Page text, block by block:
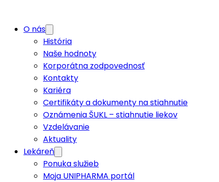
O nás
História
Naše hodnoty
Korporátna zodpovednosť
Kontakty
Kariéra
Certifikáty a dokumenty na stiahnutie
Oznámenia ŠUKL – stiahnutie liekov
Vzdelávanie
Aktuality
Lekáreň
Ponuka služieb
Moja UNIPHARMA portál